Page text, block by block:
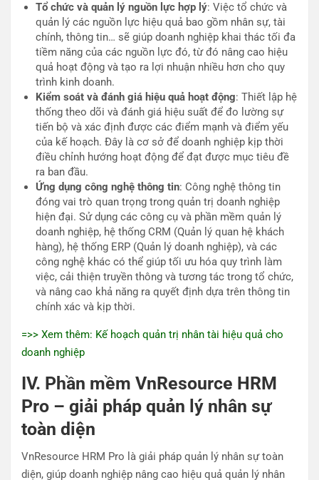
Tổ chức và quản lý nguồn lực hợp lý: Việc tổ chức và
quản lý các nguồn lực hiệu quả bao gồm nhân sự, tài
chính, thông tin… sẽ giúp doanh nghiệp khai thác tối đa
tiềm năng của các nguồn lực đó, từ đó nâng cao hiệu
quả hoạt động và tạo ra lợi nhuận nhiều hơn cho quy
trình kinh doanh.
Kiểm soát và đánh giá hiệu quả hoạt động: Thiết lập hệ
thống theo dõi và đánh giá hiệu suất để đo lường sự
tiến bộ và xác định được các điểm mạnh và điểm yếu
của kế hoạch. Đây là cơ sở để doanh nghiệp kịp thời
điều chỉnh hướng hoạt động để đạt được mục tiêu đề
ra ban đầu.
Ứng dụng công nghệ thông tin: Công nghệ thông tin
đóng vai trò quan trọng trong quản trị doanh nghiệp
hiện đại. Sử dụng các công cụ và phần mềm quản lý
doanh nghiệp, hệ thống CRM (Quản lý quan hệ khách
hàng), hệ thống ERP (Quản lý doanh nghiệp), và các
công nghệ khác có thể giúp tối ưu hóa quy trình làm
việc, cải thiện truyền thông và tương tác trong tổ chức,
và nâng cao khả năng ra quyết định dựa trên thông tin
chính xác và kịp thời.
=>> Xem thêm: Kế hoạch quản trị nhân tài hiệu quả cho
doanh nghiệp
IV. Phần mềm VnResource HRM
Pro – giải pháp quản lý nhân sự
toàn diện
VnResource HRM Pro là giải pháp quản lý nhân sự toàn
diện, giúp doanh nghiệp nâng cao hiệu quả quản lý nhân